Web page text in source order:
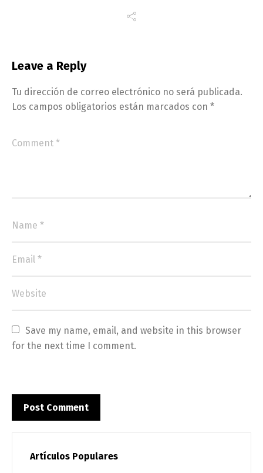
Leave a Reply
Tu dirección de correo electrónico no será publicada.
Los campos obligatorios están marcados con *
Save my name, email, and website in this browser
for the next time I comment.
Artículos Populares